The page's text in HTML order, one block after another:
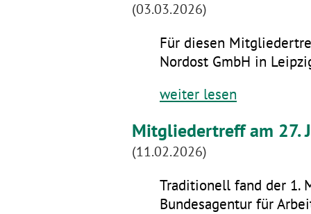
(03.03.2026)
Für diesen
Nordost GmbH in
weiter lesen
Mitgliedertreff am 27.
(11.02.2026)
Traditionell fand der 1.
Bundesagentur für